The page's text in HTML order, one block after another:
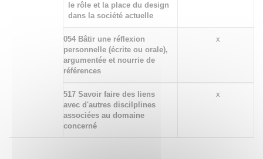
le rôle et la place du design
dans la société actuelle
054 Bâtir une réflexion
personnelle (écrite ou orale),
argumentée et nourrie de
références
x
517 Savoir faire des liens
avec d'autres discilplines
associées au domaine
concerné
x